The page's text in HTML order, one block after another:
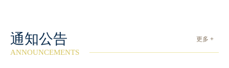
通知公告 更多 +
ANNOUNCEMENTS